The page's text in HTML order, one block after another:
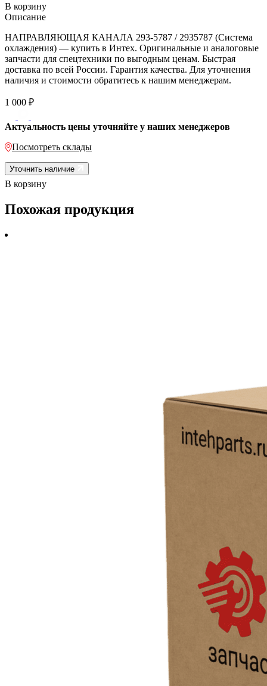
В корзину
Описание
НАПРАВЛЯЮЩАЯ КАНАЛА 293-5787 / 2935787 (Система
охлаждения) — купить в Интех. Оригинальные и аналоговые
запчасти для спецтехники по выгодным ценам. Быстрая
доставка по всей России. Гарантия качества. Для уточнения
наличия и стоимости обратитесь к нашим менеджерам.
1 000 ₽
Актуальность цены уточняйте у наших менеджеров
Посмотреть склады
Уточнить наличие
В корзину
Похожая продукция